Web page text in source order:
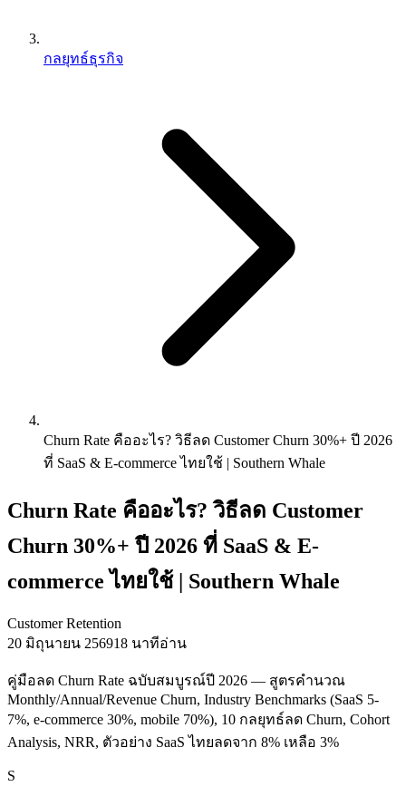
กลยุทธ์ธุรกิจ
Churn Rate คืออะไร? วิธีลด Customer Churn 30%+ ปี 2026
ที่ SaaS & E-commerce ไทยใช้ | Southern Whale
Churn Rate คืออะไร? วิธีลด Customer
Churn 30%+ ปี 2026 ที่ SaaS & E-
commerce ไทยใช้ | Southern Whale
Customer Retention
20 มิถุนายน 256918 นาทีอ่าน
คู่มือลด Churn Rate ฉบับสมบูรณ์ปี 2026 — สูตรคำนวณ
Monthly/Annual/Revenue Churn, Industry Benchmarks (SaaS 5-
7%, e-commerce 30%, mobile 70%), 10 กลยุทธ์ลด Churn, Cohort
Analysis, NRR, ตัวอย่าง SaaS ไทยลดจาก 8% เหลือ 3%
S